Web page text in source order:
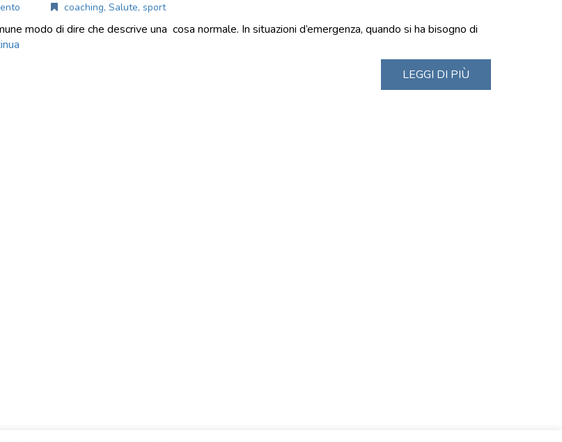
coaching, Salute, sport
modo di dire che descrive una cosa normale. In situazioni d’emergenza, quando si ha bisogno di
LEGGI DI PIÙ